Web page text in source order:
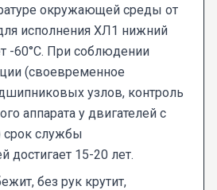
окружающей среды от
исполнения ХЛ1 нижний
-60°C. При соблюдении
(своевременное
узлов, контроль
аппарата у двигателей с
службы
достигает 15-20 лет.
без рук крутит,